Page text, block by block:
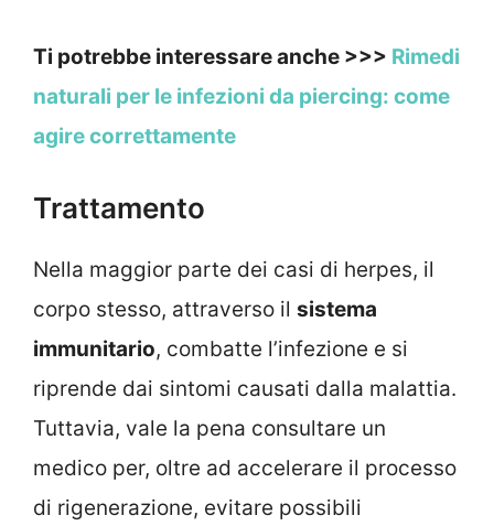
Ti potrebbe interessare anche >>> Rimedi
naturali per le infezioni da piercing: come
agire correttamente
Trattamento
Nella maggior parte dei casi di herpes, il
corpo stesso, attraverso il sistema
immunitario, combatte l’infezione e si
riprende dai sintomi causati dalla malattia.
Tuttavia, vale la pena consultare un
medico per, oltre ad accelerare il processo
di rigenerazione, evitare possibili